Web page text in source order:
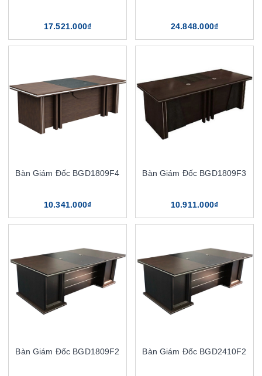
17.521.000₫ 24.848.000₫
Bàn Giám Đốc BGD1809F4
10.341.000₫
Bàn Giám Đốc BGD1809F3
10.911.000₫
Bàn Giám Đốc BGD1809F2 Bàn Giám Đốc BGD2410F2